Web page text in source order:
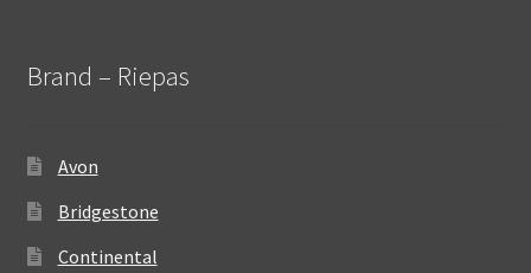
Brand – Riepas
Avon
Bridgestone
Continental